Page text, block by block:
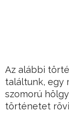
Az alábbi
találtunk, egy
szomorú
történetet